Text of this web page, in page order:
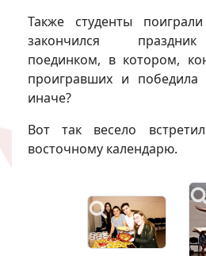
Также студенты
закончился
поединком, в котором,
проигравших и
иначе?
Вот так весело
восточному календарю.